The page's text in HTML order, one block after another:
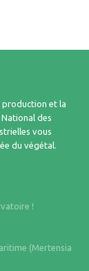
production et la
des
vous
du végétal.
!
(Mertensia